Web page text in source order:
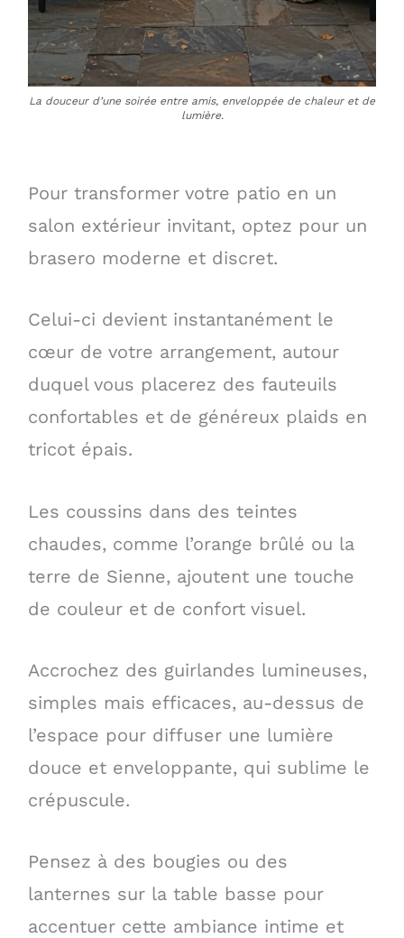
La douceur d’une soirée entre amis, enveloppée de chaleur et de
lumière.
Pour transformer votre patio en un
salon extérieur invitant, optez pour un
brasero moderne et discret.
Celui-ci devient instantanément le
cœur de votre arrangement, autour
duquel vous placerez des fauteuils
confortables et de généreux plaids en
tricot épais.
Les coussins dans des teintes
chaudes, comme l’orange brûlé ou la
terre de Sienne, ajoutent une touche
de couleur et de confort visuel.
Accrochez des guirlandes lumineuses,
simples mais efficaces, au-dessus de
l’espace pour diffuser une lumière
douce et enveloppante, qui sublime le
crépuscule.
Pensez à des bougies ou des
lanternes sur la table basse pour
accentuer cette ambiance intime et